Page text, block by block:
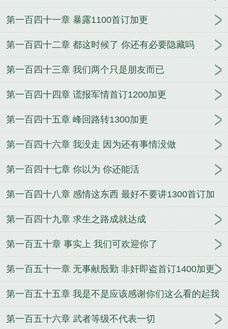
第一百四十一章 暴露1100首订加更
第一百四十二章 都这时候了 你还有必要隐藏吗
第一百四十三章 我们两个只是朋友而已
第一百四十四章 谎报军情首订1200加更
第一百四十五章 峰回路转1300加更
第一百四十六章 我没走 因为还有事情没做
第一百四十七章 你以为 你还能活
第一百四十八章 感情这东西 最好不要讲1300首订加
更
第一百四十九章 求生之路成就达成
第一百五十章 事实上 我们可欢迎你了
第一百五十一章 无事献殷勤 非奸即盗首订1400加更
第一百五十五章 我是不是应该感谢你们这么看的起我
第一百五十六章 武者等级不代表一切